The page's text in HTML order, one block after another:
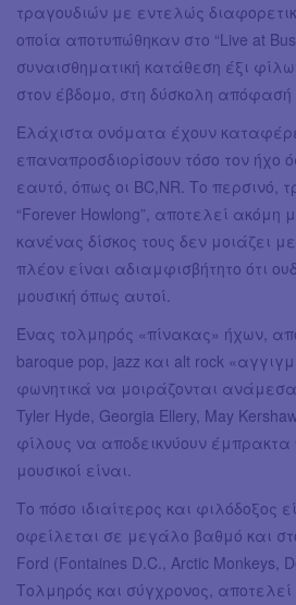
τραγουδιών με εντελώς
οποία αποτυπώθηκαν στο “Live at
συναισθηματική κατάθεση έξι
στον έβδομο, στη δύσκολη απόφασή
Ελάχιστα ονόματα έχουν
επαναπροσδιορίσουν τόσο τον ήχο
εαυτό, όπως οι BC,NR. Το περσινό,
“Forever Howlong”, αποτελεί ακόμη
κανένας δίσκος τους δεν μοιάζει
πλέον είναι αδιαμφισβήτητο ότι
μουσική όπως αυτοί.
Ένας τολμηρός «πίνακας» ήχων,
baroque pop, jazz και alt rock
φωνητικά να μοιράζονται ανάμεσα
Tyler Hyde, Georgia Ellery, May
φίλους να αποδεικνύουν έμπρακτα
μουσικοί είναι.
Το πόσο ιδιαίτερος και φιλόδοξος
οφείλεται σε μεγάλο βαθμό και
Ford (Fontaines D.C., Arctic Monkeys,
Τολμηρός και σύγχρονος,